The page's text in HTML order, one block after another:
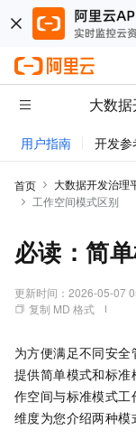
大数
用户指南 开发参
首页 大数据开发治理
工作空间模式区别
必读：简
更新时间： 2026-05-07
复制 MD 格式
为方便满足不同安
提供简单模式和标
作空间与标准模式
维度为您介绍两种模